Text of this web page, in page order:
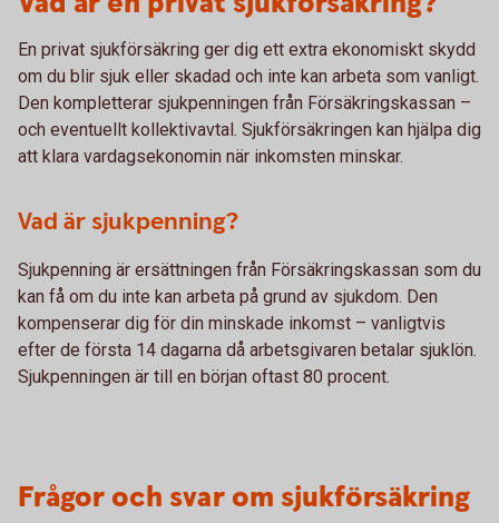
En privat sjukförsäkring ger dig ett extra ekonomiskt skydd
om du blir sjuk eller skadad och inte kan arbeta som vanligt.
Den kompletterar sjukpenningen från Försäkringskassan –
och eventuellt kollektivavtal. Sjukförsäkringen kan hjälpa dig
att klara vardagsekonomin när inkomsten minskar.
Vad är sjukpenning?
Sjukpenning är ersättningen från Försäkringskassan som du
kan få om du inte kan arbeta på grund av sjukdom. Den
kompenserar dig för din minskade inkomst – vanligtvis
efter de första 14 dagarna då arbetsgivaren betalar sjuklön.
Sjukpenningen är till en början oftast 80 procent.
Frågor och svar om sjukförsäkring